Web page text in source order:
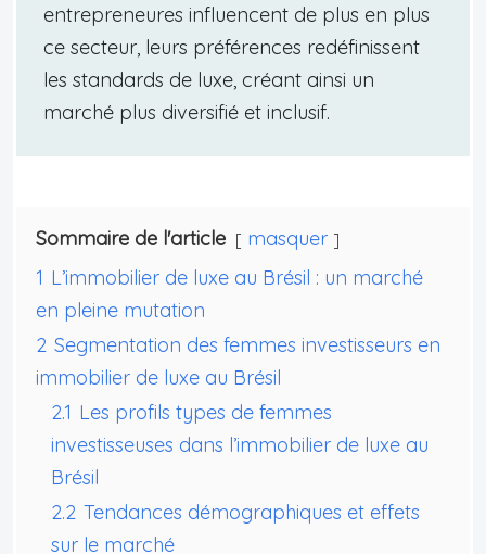
entrepreneures influencent de plus en plus
ce secteur, leurs préférences redéfinissent
les standards de luxe, créant ainsi un
marché plus diversifié et inclusif.
Sommaire de l'article
masquer
1 L’immobilier de luxe au Brésil : un marché
en pleine mutation
2 Segmentation des femmes investisseurs en
immobilier de luxe au Brésil
2.1 Les profils types de femmes
investisseuses dans l’immobilier de luxe au
Brésil
2.2 Tendances démographiques et effets
sur le marché